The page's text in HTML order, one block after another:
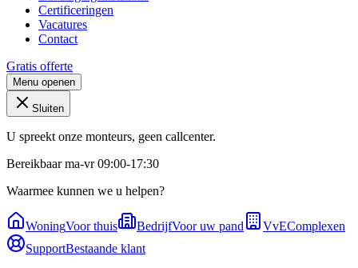
Certificeringen
Vacatures
Contact
Gratis offerte
Menu openen
Sluiten
U spreekt onze monteurs, geen callcenter.
Bereikbaar ma-vr 09:00-17:30
Waarmee kunnen we u helpen?
WoningVoor thuis BedrijfVoor uw pand VvEComplexen
SupportBestaande klant